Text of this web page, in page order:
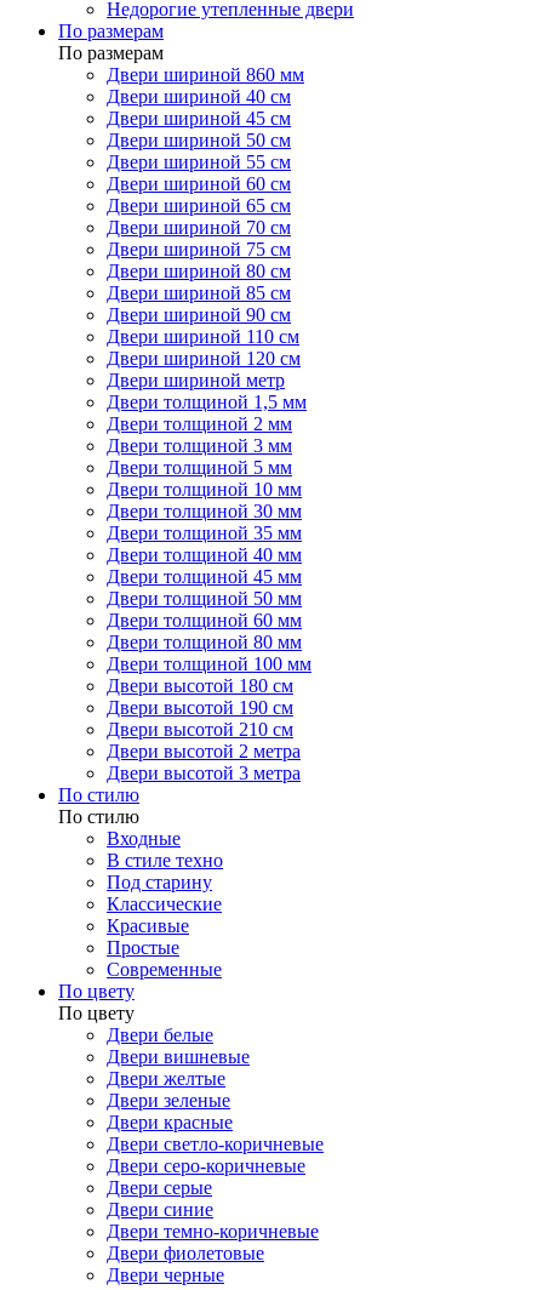
Недорогие утепленные двери
По размерам
По размерам
Двери шириной 860 мм
Двери шириной 40 см
Двери шириной 45 см
Двери шириной 50 см
Двери шириной 55 см
Двери шириной 60 см
Двери шириной 65 см
Двери шириной 70 см
Двери шириной 75 см
Двери шириной 80 см
Двери шириной 85 см
Двери шириной 90 см
Двери шириной 110 см
Двери шириной 120 см
Двери шириной метр
Двери толщиной 1,5 мм
Двери толщиной 2 мм
Двери толщиной 3 мм
Двери толщиной 5 мм
Двери толщиной 10 мм
Двери толщиной 30 мм
Двери толщиной 35 мм
Двери толщиной 40 мм
Двери толщиной 45 мм
Двери толщиной 50 мм
Двери толщиной 60 мм
Двери толщиной 80 мм
Двери толщиной 100 мм
Двери высотой 180 см
Двери высотой 190 см
Двери высотой 210 см
Двери высотой 2 метра
Двери высотой 3 метра
По стилю
По стилю
Входные
В стиле техно
Под старину
Классические
Красивые
Простые
Современные
По цвету
По цвету
Двери белые
Двери вишневые
Двери желтые
Двери зеленые
Двери красные
Двери светло-коричневые
Двери серо-коричневые
Двери серые
Двери синие
Двери темно-коричневые
Двери фиолетовые
Двери черные